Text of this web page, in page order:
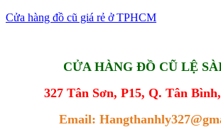
Cửa hàng đồ cũ giá rẻ ở TPHCM
CỬA HÀNG ĐỒ CŨ LỆ
327 Tân Sơn, P15, Q. Tân
Email: